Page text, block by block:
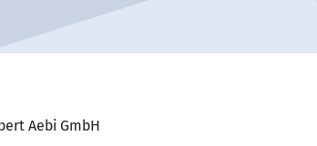
Aebi GmbH